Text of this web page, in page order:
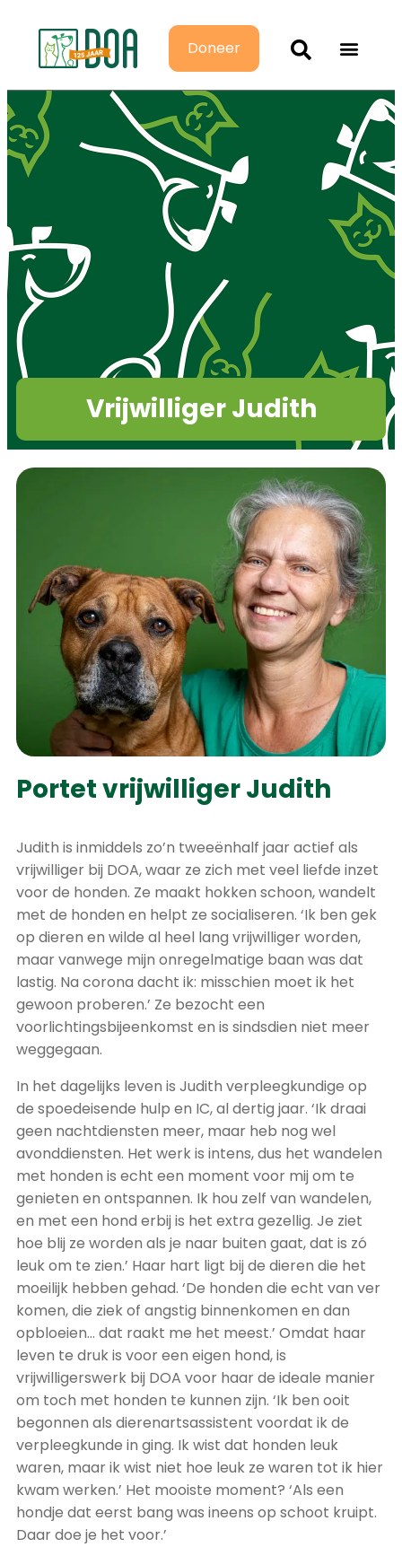
Doneer
Vrijwilliger Judith
Portet vrijwilliger Judith
Judith is inmiddels zo’n tweeënhalf jaar actief als
vrijwilliger bij DOA, waar ze zich met veel liefde inzet
voor de honden. Ze maakt hokken schoon, wandelt
met de honden en helpt ze socialiseren. ‘Ik ben gek
op dieren en wilde al heel lang vrijwilliger worden,
maar vanwege mijn onregelmatige baan was dat
lastig. Na corona dacht ik: misschien moet ik het
gewoon proberen.’ Ze bezocht een
voorlichtingsbijeenkomst en is sindsdien niet meer
weggegaan.
In het dagelijks leven is Judith verpleegkundige op
de spoedeisende hulp en IC, al dertig jaar. ‘Ik draai
geen nachtdiensten meer, maar heb nog wel
avonddiensten. Het werk is intens, dus het wandelen
met honden is echt een moment voor mij om te
genieten en ontspannen. Ik hou zelf van wandelen,
en met een hond erbij is het extra gezellig. Je ziet
hoe blij ze worden als je naar buiten gaat, dat is zó
leuk om te zien.’ Haar hart ligt bij de dieren die het
moeilijk hebben gehad. ‘De honden die echt van ver
komen, die ziek of angstig binnenkomen en dan
opbloeien… dat raakt me het meest.’ Omdat haar
leven te druk is voor een eigen hond, is
vrijwilligerswerk bij DOA voor haar de ideale manier
om toch met honden te kunnen zijn. ‘Ik ben ooit
begonnen als dierenartsassistent voordat ik de
verpleegkunde in ging. Ik wist dat honden leuk
waren, maar ik wist niet hoe leuk ze waren tot ik hier
kwam werken.’ Het mooiste moment? ‘Als een
hondje dat eerst bang was ineens op schoot kruipt.
Daar doe je het voor.’